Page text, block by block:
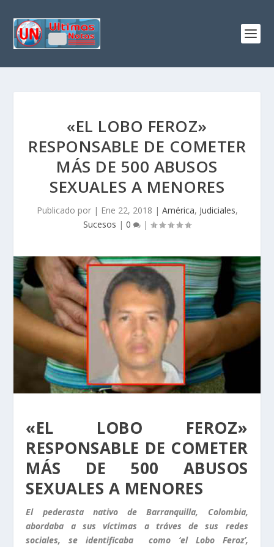
«EL LOBO FEROZ»
RESPONSABLE DE COMETER
MÁS DE 500 ABUSOS
SEXUALES A MENORES
Publicado por | Ene 22, 2018 | América, Judiciales,
Sucesos | 0 |
«EL LOBO FEROZ»
RESPONSABLE DE COMETER
MÁS DE 500 ABUSOS
SEXUALES A MENORES
El pederasta nativo de Barranquilla, Colombia,
abordaba a sus víctimas a tráves de sus redes
sociales, se identificaba como ‘el Lobo Feroz’,